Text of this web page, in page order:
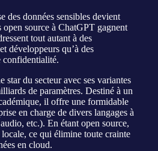
des données sensibles devient
open source à ChatGPT gagnent
tout autant à des
développeurs qu’à des
confidentialité.
star du secteur avec ses variantes
de paramètres. Destiné à un
il offre une formidable
en charge de divers langages à
etc.). En étant open source,
ce qui élimine toute crainte
en cloud.